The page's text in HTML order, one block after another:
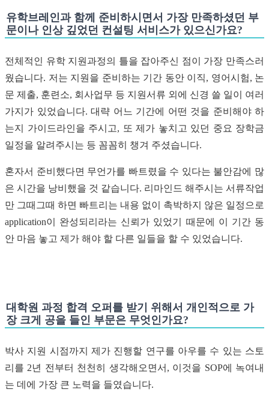
유학브레인과 함께 준비하시면서 가장 만족하셨던 부
문이나 인상 깊었던 컨설팅 서비스가 있으신가요?
전체적인 유학 지원과정의 틀을 잡아주신 점이 가장 만족스러
웠습니다. 저는 지원을 준비하는 기간 동안 이직, 영어시험, 논
문 제출, 훈련소, 회사업무 등 지원서류 외에 신경 쓸 일이 여러
가지가 있었습니다. 대략 어느 기간에 어떤 것을 준비해야 하
는지 가이드라인을 주시고, 또 제가 놓치고 있던 중요 장학금
일정을 알려주시는 등 꼼꼼히 챙겨 주셨습니다.
혼자서 준비했다면 무언가를 빠트렸을 수 있다는 불안감에 많
은 시간을 낭비했을 것 같습니다. 리마인드 해주시는 서류작업
만 그때그때 하면 빠트리는 내용 없이 촉박하지 않은 일정으로
application이 완성되리라는 신뢰가 있었기 때문에 이 기간 동
안 마음 놓고 제가 해야 할 다른 일들을 할 수 있었습니다.
대학원 과정 합격 오퍼를 받기 위해서 개인적으로 가
장 크게 공을 들인 부문은 무엇인가요?
박사 지원 시점까지 제가 진행할 연구를 아우를 수 있는 스토
리를 2년 전부터 천천히 생각해오면서, 이것을 SOP에 녹여내
는 데에 가장 큰 노력을 들였습니다.